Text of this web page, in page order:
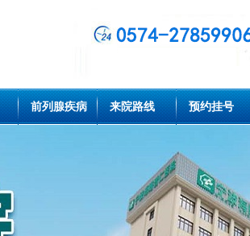
前列腺疾病 来院路线 预约挂号